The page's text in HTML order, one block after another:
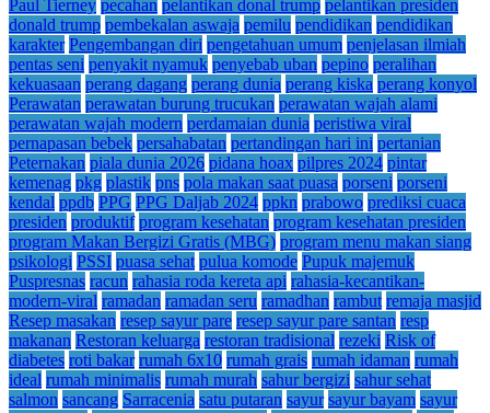
Paul Tierney pecahan pelantikan donal trump pelantikan presiden
donald trump pembekalan aswaja pemilu pendidikan pendidikan
karakter Pengembangan diri pengetahuan umum penjelasan ilmiah
pentas seni penyakit nyamuk penyebab uban pepino peralihan
kekuasaan perang dagang perang dunia perang kiska perang konyol
Perawatan perawatan burung trucukan perawatan wajah alami
perawatan wajah modern perdamaian dunia peristiwa viral
pernapasan bebek persahabatan pertandingan hari ini pertanian
Peternakan piala dunia 2026 pidana hoax pilpres 2024 pintar
kemenag pkg plastik pns pola makan saat puasa porseni porseni
kendal ppdb PPG PPG Daljab 2024 ppkn prabowo prediksi cuaca
presiden produktif program kesehatan program kesehatan presiden
program Makan Bergizi Gratis (MBG) program menu makan siang
psikologi PSSI puasa sehat pulua komode Pupuk majemuk
Puspresnas racun rahasia roda kereta api rahasia-kecantikan-
modern-viral ramadan ramadan seru ramadhan rambut remaja masjid
Resep masakan resep sayur pare resep sayur pare santan resp
makanan Restoran keluarga restoran tradisional rezeki Risk of
diabetes roti bakar rumah 6x10 rumah grais rumah idaman rumah
ideal rumah minimalis rumah murah sahur bergizi sahur sehat
salmon sancang Sarracenia satu putaran sayur sayur bayam sayur